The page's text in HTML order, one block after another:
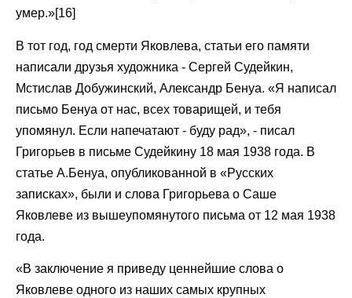
умер.»[16]
В тот год, год смерти Яковлева, статьи его памяти
написали друзья художника - Сергей Судейкин,
Мстислав Добужинский, Александр Бенуа. «Я написал
письмо Бенуа от нас, всех товарищей, и тебя
упомянул. Если напечатают - буду рад», - писал
Григорьев в письме Судейкину 18 мая 1938 года. В
статье А.Бенуа, опубликованной в «Русских
записках», были и слова Григорьева о Саше
Яковлеве из вышеупомянутого письма от 12 мая 1938
года.
«В заключение я приведу ценнейшие слова о
Яковлеве одного из наших самых крупных